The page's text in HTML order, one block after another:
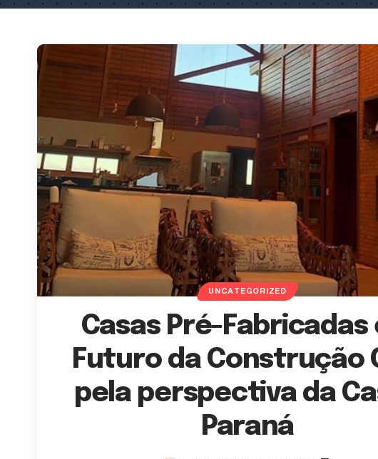
UNCATEGORIZED
Casas Pré-Fabricadas
Futuro da Construção
pela perspectiva da
Paraná